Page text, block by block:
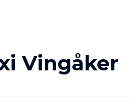
Vingåker